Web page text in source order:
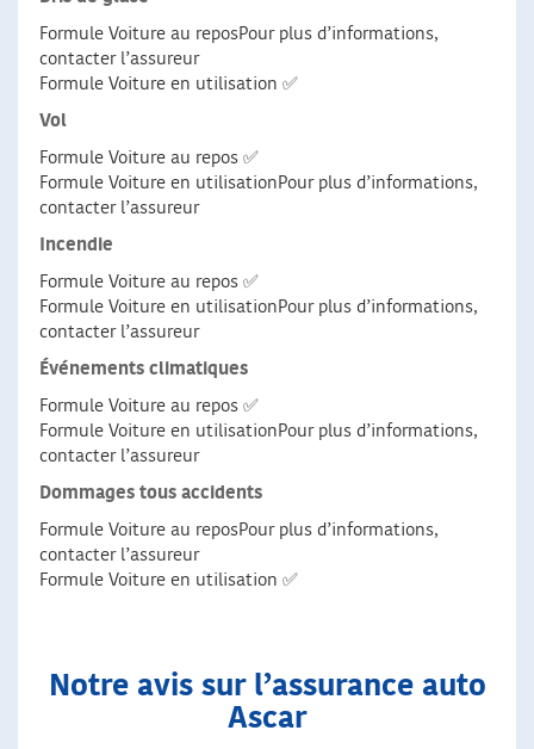
Formule Voiture au reposPour plus d’informations,
contacter l’assureur
Formule Voiture en utilisation ✅
Vol
Formule Voiture au repos ✅
Formule Voiture en utilisationPour plus d’informations,
contacter l’assureur
Incendie
Formule Voiture au repos ✅
Formule Voiture en utilisationPour plus d’informations,
contacter l’assureur
Événements climatiques
Formule Voiture au repos ✅
Formule Voiture en utilisationPour plus d’informations,
contacter l’assureur
Dommages tous accidents
Formule Voiture au reposPour plus d’informations,
contacter l’assureur
Formule Voiture en utilisation ✅
Notre avis sur l’assurance auto
Ascar